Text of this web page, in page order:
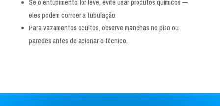
Se o entupimento for leve, evite usar produtos químicos —
eles podem corroer a tubulação.
Para vazamentos ocultos, observe manchas no piso ou
paredes antes de acionar o técnico.